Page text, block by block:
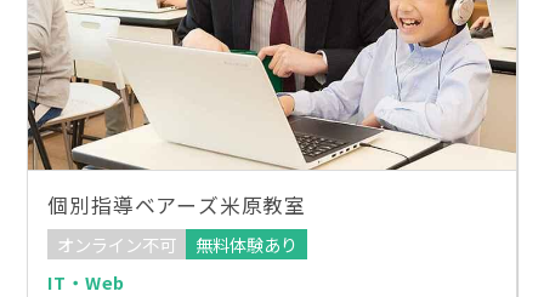
個別指導ベアーズ米原教室
オンライン不可
無料体験あり
IT・Web